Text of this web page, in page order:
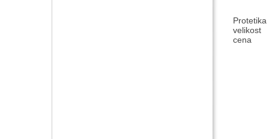
velikost
cena